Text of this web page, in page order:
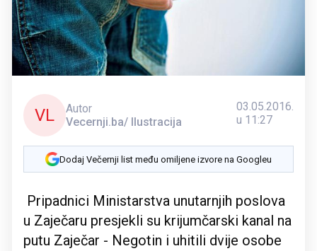
VL
Autor
Vecernji.ba/ Ilustracija
03.05.2016.
u 11:27
Dodaj Večernji list među omiljene izvore na Googleu
Pripadnici Ministarstva unutarnjih poslova
u Zaječaru presjekli su krijumčarski kanal na
putu Zaječar - Negotin i uhitili dvije osobe